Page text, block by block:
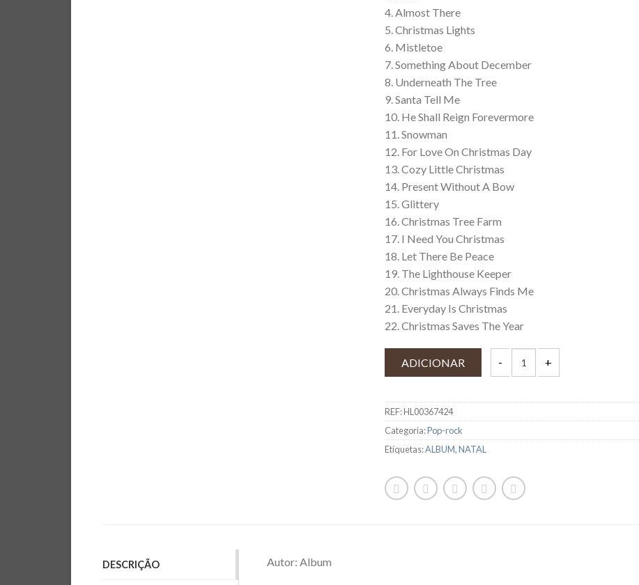
4. Almost There
5. Christmas Lights
6. Mistletoe
7. Something About December
8. Underneath The Tree
9. Santa Tell Me
10. He Shall Reign Forevermore
11. Snowman
12. For Love On Christmas Day
13. Cozy Little Christmas
14. Present Without A Bow
15. Glittery
16. Christmas Tree Farm
17. I Need You Christmas
18. Let There Be Peace
19. The Lighthouse Keeper
20. Christmas Always Finds Me
21. Everyday Is Christmas
22. Christmas Saves The Year
ADICIONAR
REF:HL00367424
Categoria:Pop-rock
Etiquetas:ALBUM,NATAL
DESCRIÇÃO Autor: Album